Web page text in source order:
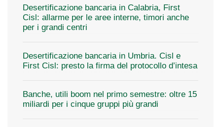
Desertificazione bancaria in Calabria, First
Cisl: allarme per le aree interne, timori anche
per i grandi centri
Desertificazione bancaria in Umbria. Cisl e
First Cisl: presto la firma del protocollo d’intesa
Banche, utili boom nel primo semestre: oltre 15
miliardi per i cinque gruppi più grandi